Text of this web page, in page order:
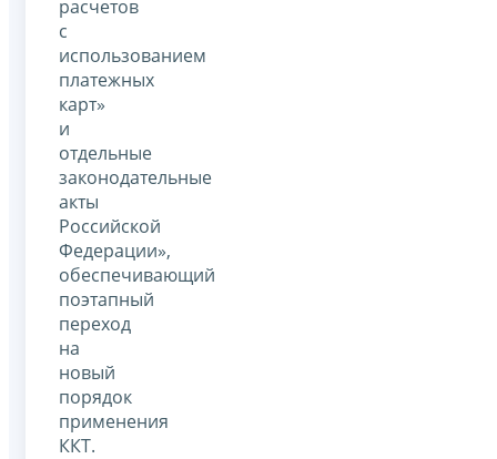
расчетов
с
использованием
платежных
карт»
и
отдельные
законодательные
акты
Российской
Федерации»,
обеспечивающий
поэтапный
переход
на
новый
порядок
применения
ККТ.